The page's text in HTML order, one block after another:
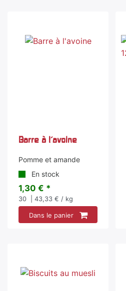
Barre à l'avoine
Pomme et amande
En stock
1,30 € *
30 | 43,33 € / kg
Dans le panier